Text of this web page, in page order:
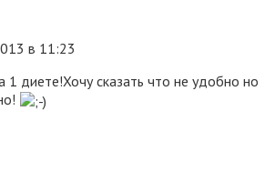
в 11:23
1 диете!Хочу сказать что не удобно но